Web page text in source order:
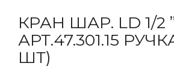
КРАН ШАР. LD 1/2
АРТ.47.301.15
ШТ)